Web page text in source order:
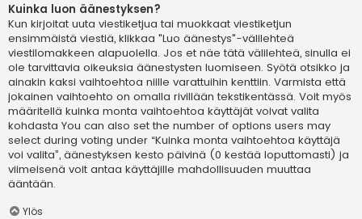
Kuinka luon äänestyksen?
Kun kirjoitat uuta viestiketjua tai muokkaat viestiketjun
ensimmäistä viestiä, klikkaa "Luo äänestys"-välilehteä
viestilomakkeen alapuolella. Jos et näe tätä välilehteä, sinulla ei
ole tarvittavia oikeuksia äänestysten luomiseen. Syötä otsikko ja
ainakin kaksi vaihtoehtoa niille varattuihin kenttiin. Varmista että
jokainen vaihtoehto on omalla rivillään tekstikentässä. Voit myös
määritellä kuinka monta vaihtoehtoa käyttäjät voivat valita
kohdasta You can also set the number of options users may
select during voting under “Kuinka monta vaihtoehtoa käyttäjä
voi valita”, äänestyksen kesto päivinä (0 kestää loputtomasti) ja
viimeisenä voit antaa käyttäjille mahdollisuuden muuttaa
ääntään.
Ylös